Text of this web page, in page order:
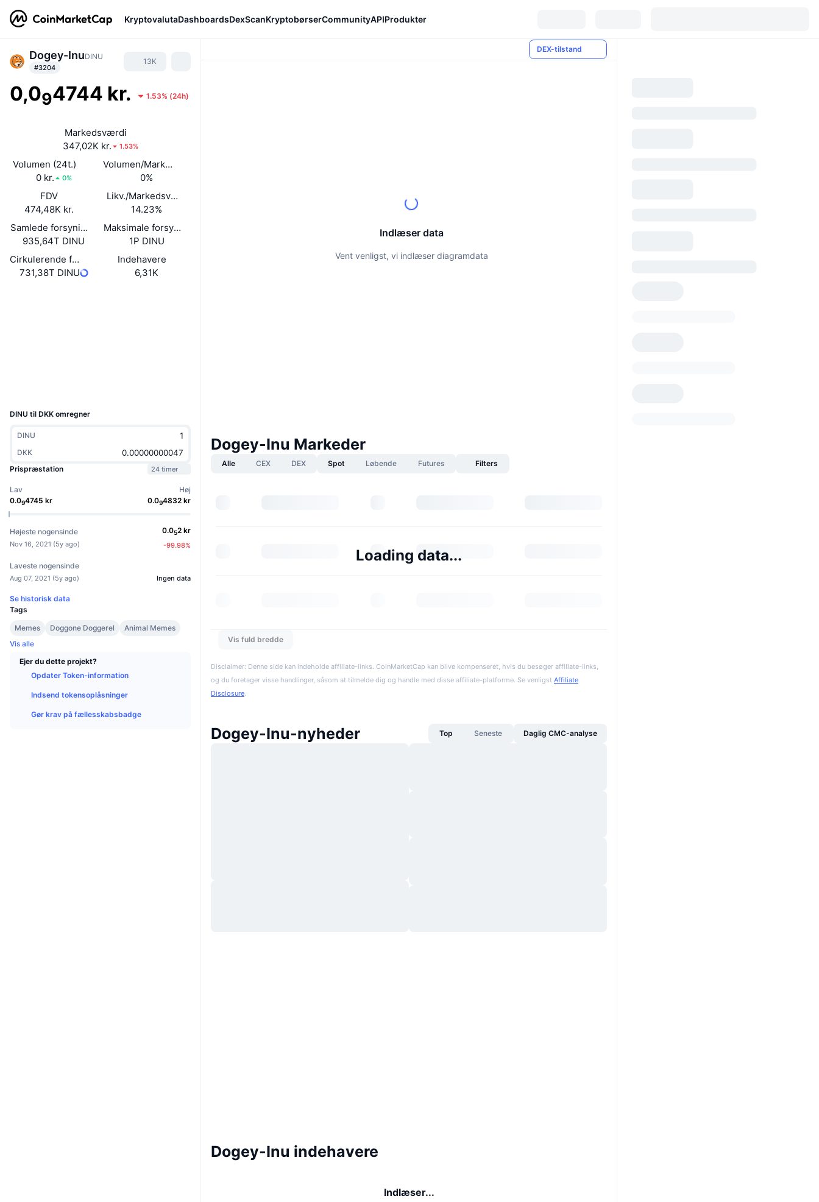
KryptovalutaDashboardsDexScanKryptobørserCommunityAPIProdukter
Dogey-InuDINU
#3204
13K
0,094744 kr. 1.53% (24h)
Markedsværdi
347,02K kr.
1.53%
Volumen (24t.)
0 kr.
0%
Volumen/Markedsværdi (24 timer)
0%
FDV
474,48K kr.
Likv./Markedsværdi
14.23%
Samlede forsyning
935,64T DINU
Maksimale forsyning
1P DINU
Cirkulerende forsyning
731,38T DINU
Indehavere
6,31K
DINU til DKK omregner
DINU
DKK
Prispræstation
24 timer
Lav
0.094745 kr
Høj
0.094832 kr
Højeste nogensinde
Nov 16, 2021 (5y ago)
0.052 kr
-99.98%
Laveste nogensinde
Aug 07, 2021 (5y ago) Ingen data
Se historisk data
Tags
Memes
Doggone Doggerel
Animal Memes
Vis alle
Ejer du dette projekt?
Opdater Token-information
Indsend tokensoplåsninger
Gør krav på fællesskabsbadge
DEX-tilstand
Indlæser data
Vent venligst, vi indlæser diagramdata
Dogey-Inu Markeder
Alle CEX DEX Spot Løbende Futures Filters
Loading data...
Vis fuld bredde
Disclaimer: Denne side kan indeholde affiliate-links. CoinMarketCap kan blive kompenseret, hvis du besøger affiliate-links,
og du foretager visse handlinger, såsom at tilmelde dig og handle med disse affiliate-platforme. Se venligst Affiliate
Disclosure.
Dogey-Inu-nyheder Top Seneste Daglig CMC-analyse
Dogey-Inu indehavere
Indlæser...